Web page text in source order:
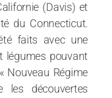
(Davis) et
du Connecticut.
faits avec une
légumes pouvant
Nouveau Régime
découvertes